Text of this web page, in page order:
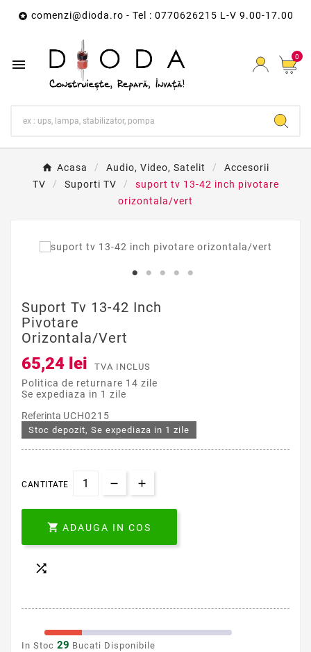
 comenzi@dioda.ro - Tel : 0770626215 L-V 9.00-17.00
 0
Acasa Audio, Video, Satelit
Accesorii
TV
Suporti TV
suport tv 13-42 inch pivotare
orizontala/vert
Suport Tv 13-42 Inch
Pivotare
Orizontala/vert
65,24 lei TVA INCLUS
Politica de returnare 14 zile
Se expediaza in 1 zile
Referinta UCH0215
Stoc depozit, Se expediaza in 1 zile
CANTITATE
 ADAUGA IN COS

In Stoc 29 Bucati Disponibile